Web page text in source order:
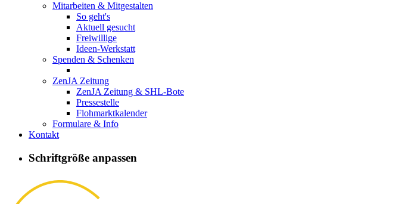
Mitarbeiten & Mitgestalten
So geht's
Aktuell gesucht
Freiwillige
Ideen-Werkstatt
Spenden & Schenken
ZenJA Zeitung
ZenJA Zeitung & SHL-Bote
Pressestelle
Flohmarktkalender
Formulare & Info
Kontakt
Schriftgröße anpassen